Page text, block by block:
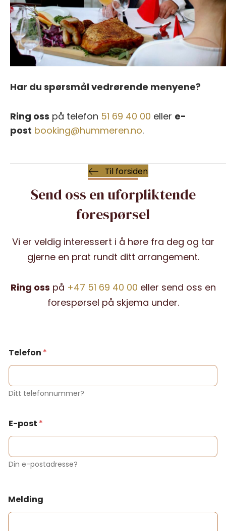
Har du spørsmål vedrørende menyene?
Ring oss på telefon 51 69 40 00 eller e-
post booking@hummeren.no.
Til forsiden
Send oss en uforpliktende
forespørsel
Vi er veldig interessert i å høre fra deg og tar
gjerne en prat rundt ditt arrangement.
Ring oss på +47 51 69 40 00 eller send oss en
forespørsel på skjema under.
Telefon *
Ditt telefonnummer?
E-post *
Din e-postadresse?
Melding